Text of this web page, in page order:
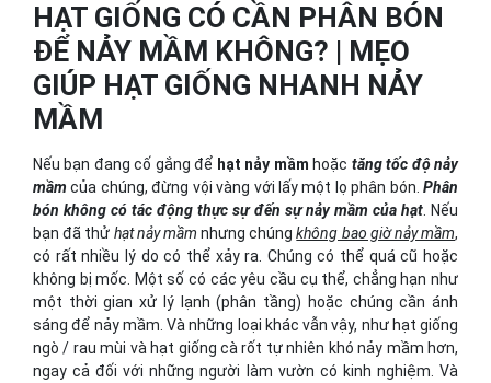
HẠT GIỐNG CÓ CẦN PHÂN BÓN
ĐỂ NẢY MẦM KHÔNG? | MẸO
GIÚP HẠT GIỐNG NHANH NẢY
MẦM
Nếu bạn đang cố gắng để hạt nảy mầm hoặc tăng tốc độ nảy
mầm của chúng, đừng vội vàng với lấy một lọ phân bón. Phân
bón không có tác động thực sự đến sự nảy mầm của hạt. Nếu
bạn đã thử hạt nảy mầm nhưng chúngkhông bao giờ nảy mầm,
có rất nhiều lý do có thể xảy ra. Chúng có thể quá cũ hoặc
không bị mốc. Một số có các yêu cầu cụ thể, chẳng hạn như
một thời gian xử lý lạnh (phân tầng) hoặc chúng cần ánh
sáng để nảy mầm. Và những loại khác vẫn vậy, như hạt giống
ngò / rau mùi và hạt giống cà rốt tự nhiên khó nảy mầm hơn,
ngay cả đối với những người làm vườn có kinh nghiệm. Và